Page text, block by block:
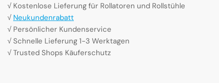
√ Kostenlose Lieferung für Rollatoren und Rollstühle
√ Neukundenrabatt
√ Persönlicher Kundenservice
√ Schnelle Lieferung 1-3 Werktagen
√ Trusted Shops Käuferschutz